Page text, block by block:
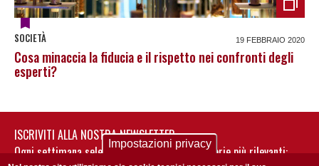
SOCIETÀ 19 FEBBRAIO 2020
Cosa minaccia la fiducia e il rispetto nei confronti degli
esperti?
ISCRIVITI ALLA NOSTRA NEWSLETTER
Ogni settimana selezioniamo per te nostre storie più rilevanti:
Impostazioni privacy